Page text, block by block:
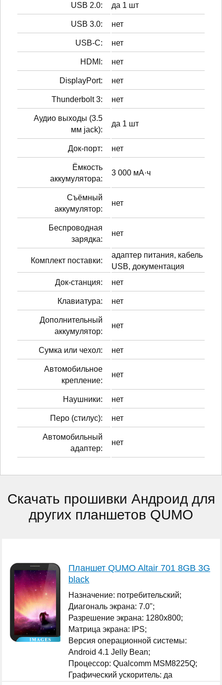
USB 2.0: да 1 шт
USB 3.0: нет
USB-C: нет
HDMI: нет
DisplayPort: нет
Thunderbolt 3: нет
Аудио выходы (3.5
мм jack):
да 1 шт
Док-порт: нет
Ёмкость
аккумулятора:
3 000 мА·ч
Cъёмный
аккумулятор:
нет
Беспроводная
зарядка:
нет
Комплект поставки:
адаптер питания, кабель
USB, документация
Док-станция:
нет
Клавиатура: нет
Дополнительный
аккумулятор:
нет
Сумка или чехол: нет
Автомобильное
крепление:
нет
Наушники: нет
Перо (стилус): нет
Автомобильный
адаптер:
нет
Скачать прошивки Андроид для
других планшетов QUMO
Планшет QUMO Altair 701 8GB 3G
black
Назначение: потребительский;
Диагональ экрана: 7.0";
Разрешение экрана: 1280x800;
Матрица экрана: IPS;
Версия операционной системы:
Android 4.1 Jelly Bean;
Процессор: Qualcomm MSM8225Q;
Графический ускоритель: да